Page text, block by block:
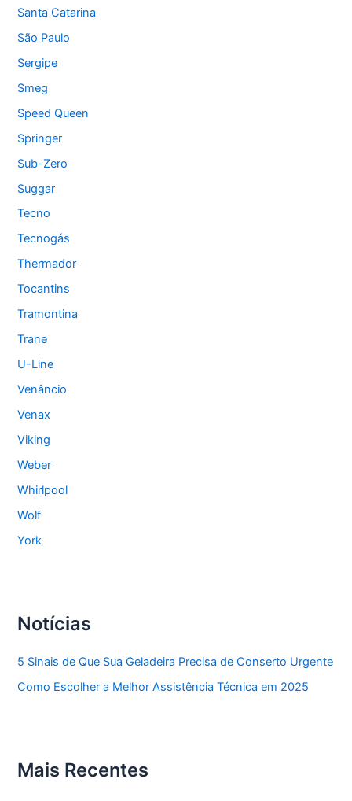
Santa Catarina
São Paulo
Sergipe
Smeg
Speed Queen
Springer
Sub-Zero
Suggar
Tecno
Tecnogás
Thermador
Tocantins
Tramontina
Trane
U-Line
Venâncio
Venax
Viking
Weber
Whirlpool
Wolf
York
Notícias
5 Sinais de Que Sua Geladeira Precisa de Conserto Urgente
Como Escolher a Melhor Assistência Técnica em 2025
Mais Recentes